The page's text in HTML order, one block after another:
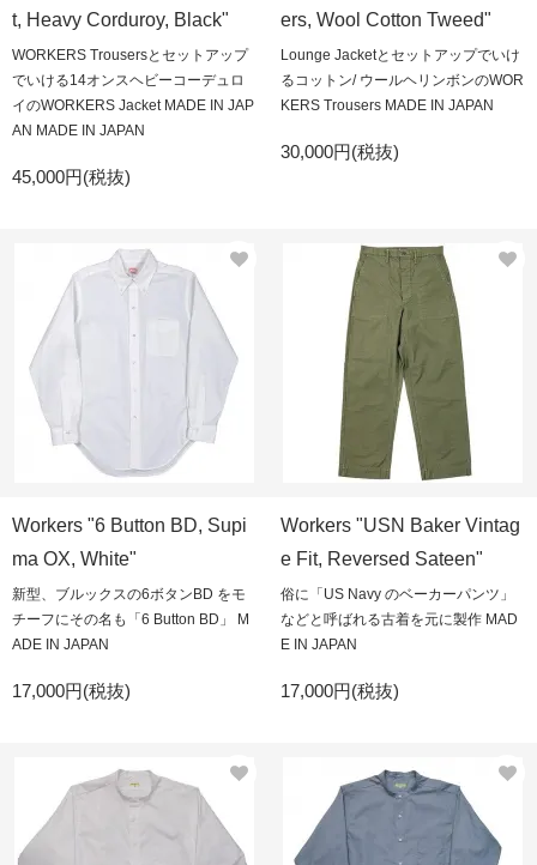
t, Heavy Corduroy, Black"
WORKERS Trousersとセットアップ
でいける14オンスヘビーコーデュロ
イのWORKERS Jacket MADE IN JAP
AN MADE IN JAPAN
45,000円(税抜)
ers, Wool Cotton Tweed"
Lounge Jacketとセットアップでいけ
るコットン/ ウールヘリンボンのWOR
KERS Trousers MADE IN JAPAN
30,000円(税抜)
Workers "6 Button BD, Supi
ma OX, White"
新型、ブルックスの6ボタンBD をモ
チーフにその名も「6 Button BD」 M
ADE IN JAPAN
17,000円(税抜)
Workers "USN Baker Vintag
e Fit, Reversed Sateen"
俗に「US Navy のベーカーパンツ」
などと呼ばれる古着を元に製作 MAD
E IN JAPAN
17,000円(税抜)